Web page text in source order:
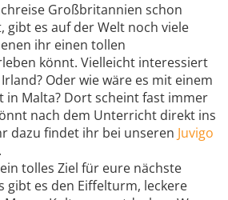
Großbritannien schon
gibt es auf der Welt noch viele
ihr einen tollen
könnt. Vielleicht interessiert
Oder wie wäre es mit einem
in Malta? Dort scheint fast immer
nach dem Unterricht direkt ins
dazu findet ihr bei unseren Juvigo
.
tolles Ziel für eure nächste
gibt es den Eiffelturm, leckere